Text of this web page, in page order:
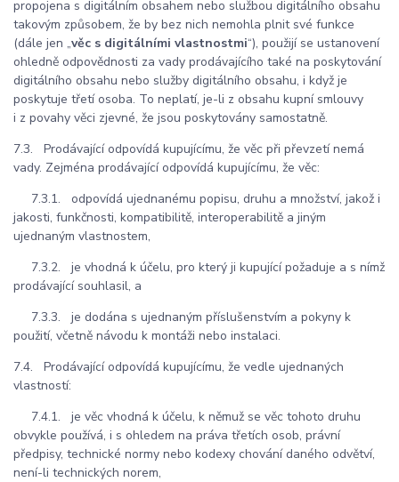
propojena s digitálním obsahem nebo službou digitálního obsahu
takovým způsobem, že by bez nich nemohla plnit své funkce
(dále jen „věc s digitálními vlastnostmi“), použijí se ustanovení
ohledně odpovědnosti za vady prodávajícího také na poskytování
digitálního obsahu nebo služby digitálního obsahu, i když je
poskytuje třetí osoba. To neplatí, je-li z obsahu kupní smlouvy
i z povahy věci zjevné, že jsou poskytovány samostatně.
7.3. Prodávající odpovídá kupujícímu, že věc při převzetí nemá
vady. Zejména prodávající odpovídá kupujícímu, že věc:
7.3.1. odpovídá ujednanému popisu, druhu a množství, jakož i
jakosti, funkčnosti, kompatibilitě, interoperabilitě a jiným
ujednaným vlastnostem,
7.3.2. je vhodná k účelu, pro který ji kupující požaduje a s nímž
prodávající souhlasil, a
7.3.3. je dodána s ujednaným příslušenstvím a pokyny k
použití, včetně návodu k montáži nebo instalaci.
7.4. Prodávající odpovídá kupujícímu, že vedle ujednaných
vlastností:
7.4.1. je věc vhodná k účelu, k němuž se věc tohoto druhu
obvykle používá, i s ohledem na práva třetích osob, právní
předpisy, technické normy nebo kodexy chování daného odvětví,
není-li technických norem,